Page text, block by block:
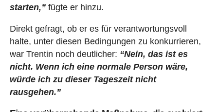
starten,”fügte er hinzu.
Direkt gefragt, ob er es für verantwortungsvoll
halte, unter diesen Bedingungen zu konkurrieren,
war Trentin noch deutlicher: “Nein, das ist es
nicht. Wenn ich eine normale Person wäre,
würde ich zu dieser Tageszeit nicht
rausgehen.”